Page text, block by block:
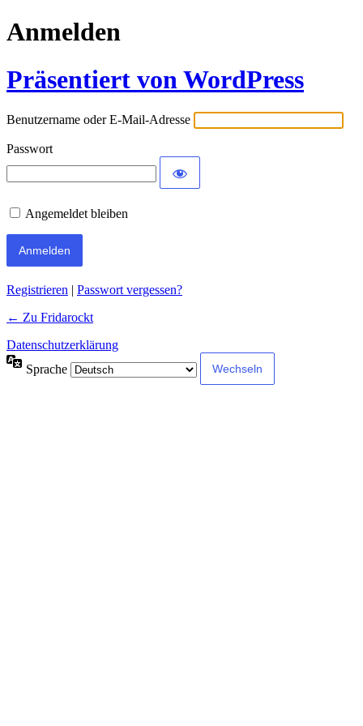
Anmelden
Präsentiert von WordPress
Benutzername oder E-Mail-Adresse
Passwort
Angemeldet bleiben
Registrieren | Passwort vergessen?
← Zu Fridarockt
Datenschutzerklärung
Sprache